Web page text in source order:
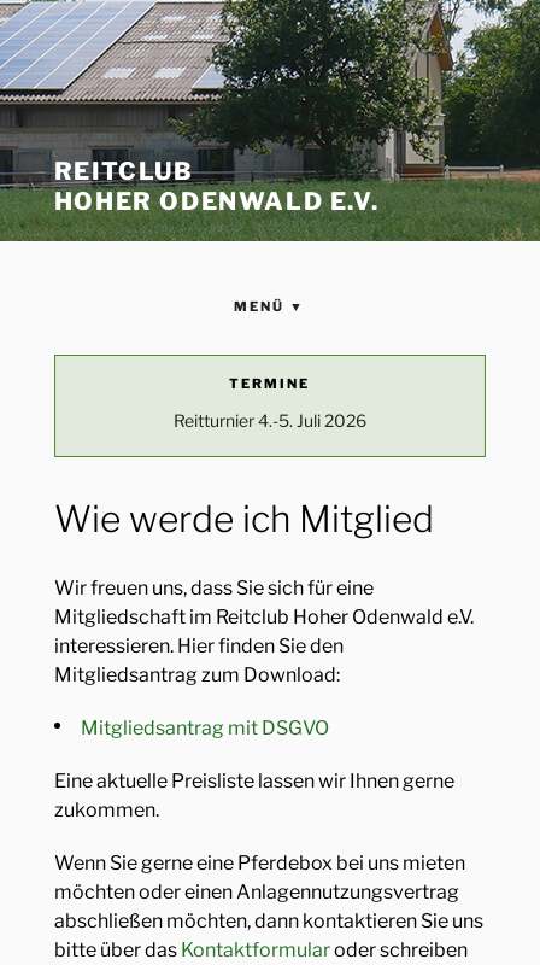
REITCLUB
HOHER ODENWALD E.V.
MENÜ ▼
Vereinsjugend
Mitglied werden
Anfahrt
Reitunterricht
Schulpferde
VERANSTALTUNGEN
Lehrgänge
Turnier
FÖRDERER UND SPONSOREN
KONTAKT
TERMINE
Reitturnier 4.-5. Juli 2026
Wie werde ich Mitglied
Wir freuen uns, dass Sie sich für eine
Mitgliedschaft im Reitclub Hoher Odenwald e.V.
interessieren. Hier finden Sie den
Mitgliedsantrag zum Download:
Mitgliedsantrag mit DSGVO
Eine aktuelle Preisliste lassen wir Ihnen gerne
zukommen.
Wenn Sie gerne eine Pferdebox bei uns mieten
möchten oder einen Anlagennutzungsvertrag
abschließen möchten, dann kontaktieren Sie uns
bitte über das Kontaktformularoder schreiben